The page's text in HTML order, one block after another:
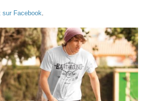
sur Facebook.